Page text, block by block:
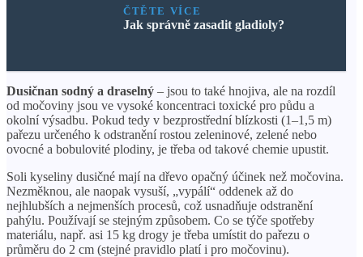
ČTĚTE VÍCE
Jak správně zasadit gladioly?
Dusičnan sodný a draselný – jsou to také hnojiva, ale na rozdíl
od močoviny jsou ve vysoké koncentraci toxické pro půdu a
okolní výsadbu. Pokud tedy v bezprostřední blízkosti (1–1,5 m)
pařezu určeného k odstranění rostou zeleninové, zelené nebo
ovocné a bobulovité plodiny, je třeba od takové chemie upustit.
Soli kyseliny dusičné mají na dřevo opačný účinek než močovina.
Nezměknou, ale naopak vysuší, „vypálí“ oddenek až do
nejhlubších a nejmenších procesů, což usnadňuje odstranění
pahýlu. Používají se stejným způsobem. Co se týče spotřeby
materiálu, např. asi 15 kg drogy je třeba umístit do pařezu o
průměru do 2 cm (stejné pravidlo platí i pro močovinu).